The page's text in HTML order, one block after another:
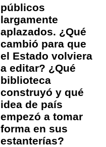
públicos
largamente
aplazados. ¿Qué
cambió para que
el Estado volviera
a editar? ¿Qué
biblioteca
construyó y qué
idea de país
empezó a tomar
forma en sus
estanterías?